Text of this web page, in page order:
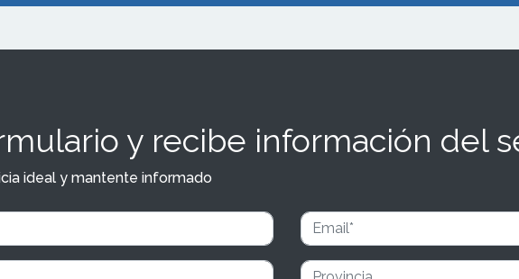
y recibe información del
ideal y mantente informado